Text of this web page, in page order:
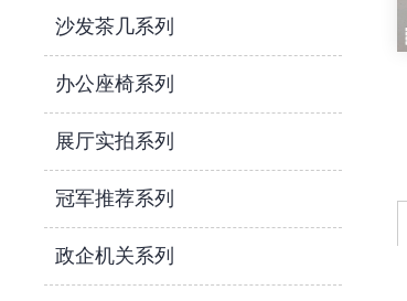
沙发茶几系列
办公座椅系列
展厅实拍系列
冠军推荐系列
政企机关系列